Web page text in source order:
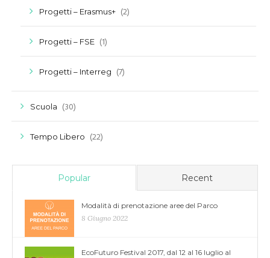
Progetti – Erasmus+ (2)
Progetti – FSE (1)
Progetti – Interreg (7)
Scuola (30)
Tempo Libero (22)
Popular Recent
Modalità di prenotazione aree del Parco
8 Giugno 2022
EcoFuturo Festival 2017, dal 12 al 16 luglio al